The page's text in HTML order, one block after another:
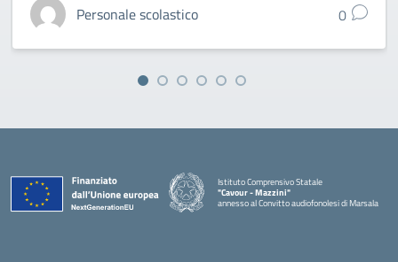
Personale scolastico 0
Istituto Comprensivo Statale
"Cavour - Mazzini"
annesso al Convitto audiofonolesi di Marsala